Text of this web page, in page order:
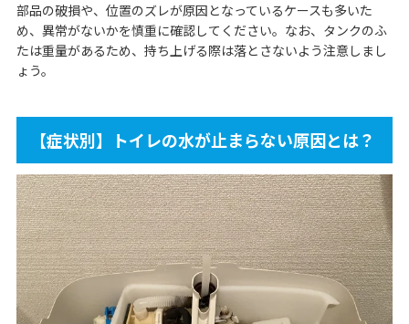
部品の破損や、位置のズレが原因となっているケースも多いた
め、異常がないかを慎重に確認してください。なお、タンクのふ
たは重量があるため、持ち上げる際は落とさないよう注意しまし
ょう。
【症状別】トイレの水が止まらない原因とは？